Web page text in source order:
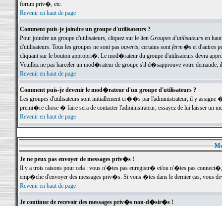
forum priv�, etc.
Revenir en haut de page
Comment puis-je joindre un groupe d'utilisateurs ?
Pour joindre un groupe d'utilisateurs, cliquez sur le lien Groupes d'utilisateursen haut
d'utilisateurs. Tous les groupes ne sont pas ouverts; certains sontferm�set d'autres
cliquant sur le bouton appropri�. Le mod�rateur du groupe d'utilisateurs devra
Veuillez ne pas harceler un mod�rateur de groupe s'il d�sapprouve votre demande;
Revenir en haut de page
Comment puis-je devenir le mod�rateur d'un groupe d'utilisateurs ?
Les groupes d'utilisateurs sont initiallement cr��s par l'administrateur; il y
premi�re chose � faire sera de contacter l'administrateur; essayez de lui laisser un
Revenir en haut de page
Je ne peux pas envoyer de messages priv�s !
Il y a trois raisons pour cela : vous n'�tes pas enregistr� et/ou n'�tes pas
emp�che d'envoyer des messages priv�s. Si vous �tes dans le dernier cas, vous
Revenir en haut de page
Je continue de recevoir des messages priv�s non-d�sir�s !